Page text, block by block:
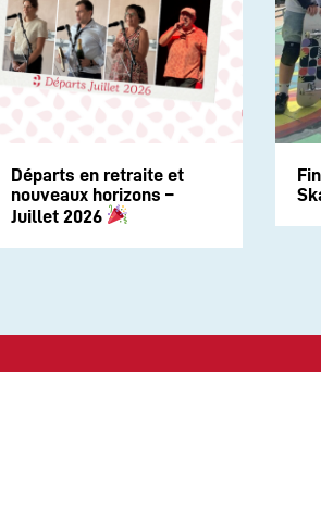
Départs en retraite et
nouveaux horizons –
Juillet 2026